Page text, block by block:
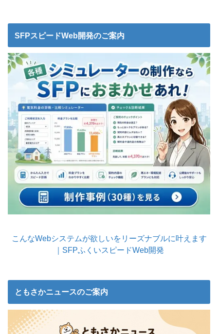
SFPスピードWeb開発のご案内
こんなWebシステムが欲しいをリーズナブルに叶えます
｜SFPふくいスピードWeb開発
ともさかニュースのご案内